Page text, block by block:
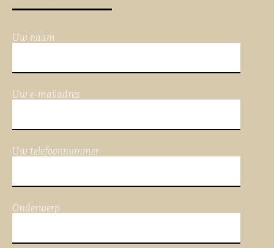
Uw naam
Uw e-mailadres
Uw telefoonnummer
Onderwerp